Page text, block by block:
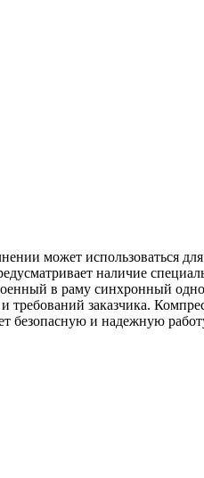
может использоваться
наличие
в раму синхронный
заказчика.
безопасную и надежную